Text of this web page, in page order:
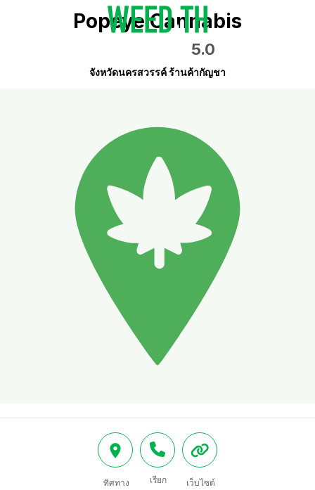
Popeye Cannabis
5.0
จังหวัดนครสวรรค์ ร้านค้ากัญชา
ทิศทาง เรียก เว็บไซต์